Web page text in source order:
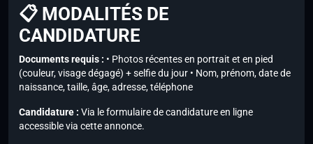
📋 MODALITÉS DE
CANDIDATURE
Documents requis : • Photos récentes en portrait et en pied
(couleur, visage dégagé) + selfie du jour • Nom, prénom, date de
naissance, taille, âge, adresse, téléphone
Candidature : Via le formulaire de candidature en ligne
accessible via cette annonce.